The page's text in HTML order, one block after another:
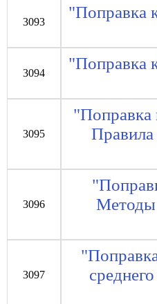
3093
"Поправка
3094
"Поправка
3095
"Поправка
Правила
3096
Методы
3097